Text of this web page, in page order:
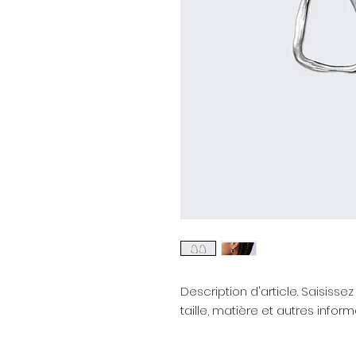
Description d'article.
taille, matière et autres